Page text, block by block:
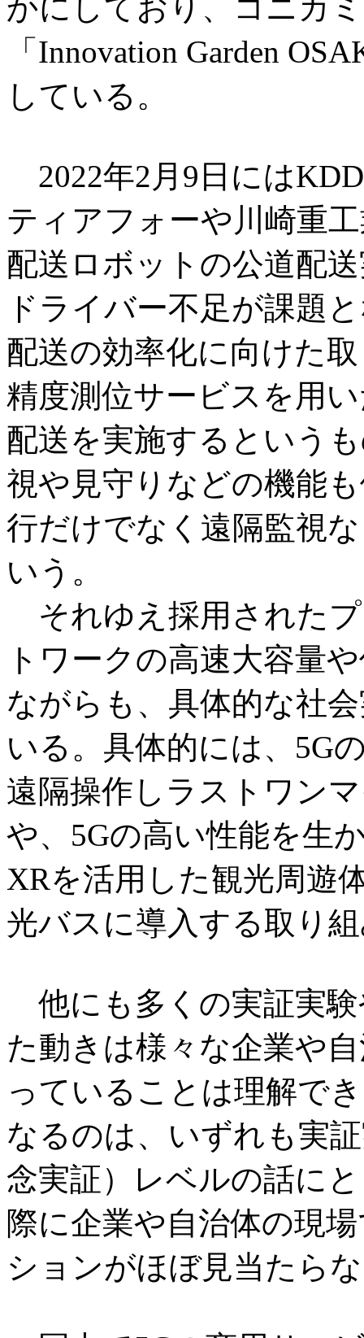
かにしており、コニカ
「Innovation Garden
している。
2022年2月9日には
ティアフォーや川崎重
配送ロボットの公道配
ドライバー不足が課題
配送の効率化に向けた
精度測位サービスを用
配送を実施するという
視や見守りなどの機能
行だけでなく遠隔監視
いう。
それゆえ採用された
トワークの高速大容量
ながらも、具体的な社
いる。具体的には、5G
遠隔操作しラストワン
や、5Gの高い性能を生
XRを活用した観光周遊
光バスに導入する取り
他にも多くの実証実
た動きは様々な企業や
っていることは理解で
なるのは、いずれも実
念実証）レベルの話に
際に企業や自治体の現
ションがほぼ見当たら